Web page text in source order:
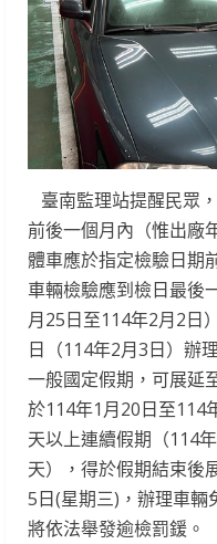
臺南監理站提醒民眾
前後一個月內（惟出廠
體車應於指定檢驗日期
車輛檢驗應到檢日最後
月25日至114年2月2日
日（114年2月3日）辦
一般國定假期，可展延
於114年1月20日至114
天以上連續假期（114
天），得於假期結束後
5日(星期三)，辦理車輛
將依法舉發逾檢罰鍰。